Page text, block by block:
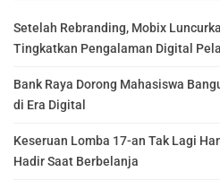
Setelah Rebranding, Mobix
Tingkatkan Pengalaman Digital
Bank Raya Dorong Mahasiswa
di Era Digital
Keseruan Lomba 17-an Tak Lagi
Hadir Saat Berbelanja